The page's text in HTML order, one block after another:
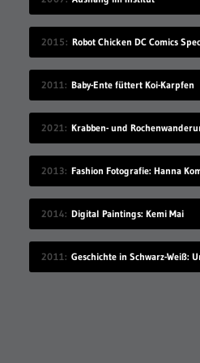
2015
2011 Baby-Ente füttert Koi-Karpfen
2021 Krabben- und
2013 Fashion Fotografie: Hanna
2014 Digital Paintings: Kemi Mai
2011 Geschichte in Schwarz-Weiß: